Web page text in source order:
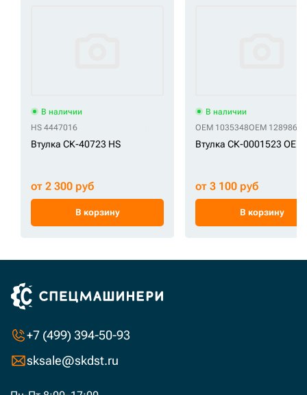
В наличии
HS 4447016
Втулка СК-40723 HS
от 2 300 руб
В корзину
В наличии
OEM 1035348OEM 1289864
Втулка СК-0001523 OEM
от 3 100 руб
В корзину
+7 (499) 394-50-93
sksale@skdst.ru